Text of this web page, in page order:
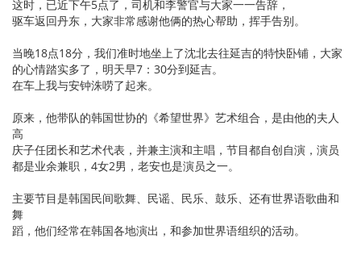
这时，已近下午5点了，司机和李警官与大家一一告辞，
驱车返回丹东，大家非常感谢他俩的热心帮助，挥手告别。
当晚18点18分，我们准时地坐上了沈北去往延吉的特快卧铺，大家
的心情踏实多了，明天早7：30分到延吉。
在车上我与安钟洙唠了起来。
原来，他带队的韩国世协的《希望世界》艺术组合，是由他的夫人
高
庆子任团长和艺术代表，并兼主演和主唱，节目都自创自演，演员
都是业余兼职，4女2男，老安也是演员之一。
主要节目是韩国民间歌舞、民谣、民乐、鼓乐、还有世界语歌曲和
舞
蹈，他们经常在韩国各地演出，和参加世界语组织的活动。